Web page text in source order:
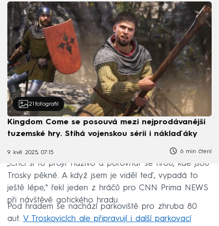
21 fotografií
Kingdom Come se posouvá mezi nejprodávanější
tuzemské hry. Stíhá vojenskou sérii i náklaďáky
9. kvě 2025, 07:15 6 min čtení
„Chci si to projít naživo a porovnat se hrou, kde jsou
Trosky pěkné. A když jsem je viděl teď, vypadá to
ještě lépe," řekl jeden z hráčů pro CNN Prima NEWS
při návštěvě gotického hradu.
Pod hradem se nachází parkoviště pro zhruba 80
aut. V Troskovicích ale připravují i další parkovací